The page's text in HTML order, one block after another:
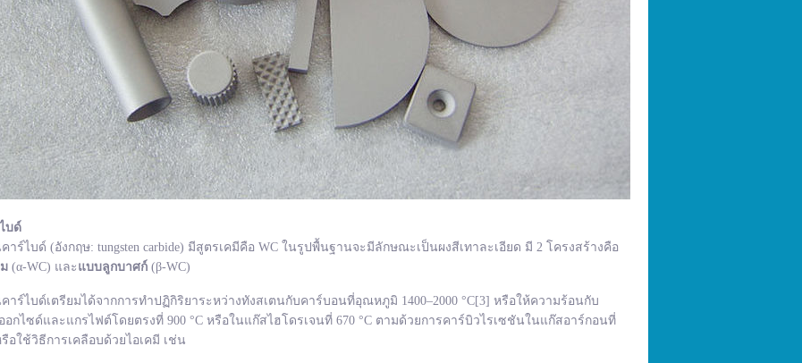
บด์
ไบด์ (อังกฤษ: tungsten carbide) มีสูตรเคมีคือ WC ในรูปพื้นฐานจะมีลักษณะเป็นผงสีเทาละเอียด มี 2 โครงสร้างคือ
(α-WC) และ แบบลูกบาศก์ (β-WC)
ไบด์เตรียมได้จากการทำปฏิกิริยาระหว่างทังสเตนกับคาร์บอนที่อุณหภูมิ 1400–2000 °C[3] หรือให้ความร้อนกับ
อกไซด์และแกรไฟต์โดยตรงที่ 900 °C หรือในแก๊สไฮโดรเจนที่ 670 °C ตามด้วยการคาร์บิวไรเซชันในแก๊สอาร์กอนที่
รือใช้วิธีการเคลือบด้วยไอเคมี เช่น